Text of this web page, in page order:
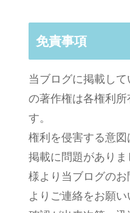
免責事項
当ブログに掲載し
の著作権は各権利所
す。
権利を侵害する意
掲載に問題がありま
様より当ブログの
よりご連絡をお願い